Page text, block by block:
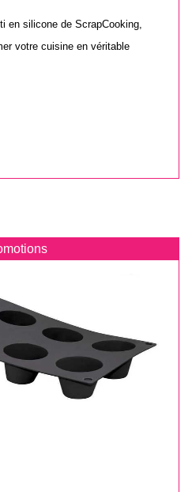
en silicone de ScrapCooking,
votre cuisine en véritable